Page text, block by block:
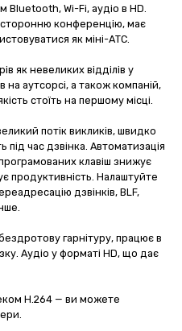
Wi-Fi, аудіо в HD.
конференцію, має
як міні-АТС.
як невеликих відділів у
на аутсорсі, а також компаній,
стоїть на першому місці.
потік викликів, швидко
під час дзвінка. Автоматизація
клавіш знижує
продуктивність. Налаштуйте
дзвінків, BLF,
гарнітуру, працює в
Аудіо у форматі HD, що дає
H.264 — ви можете